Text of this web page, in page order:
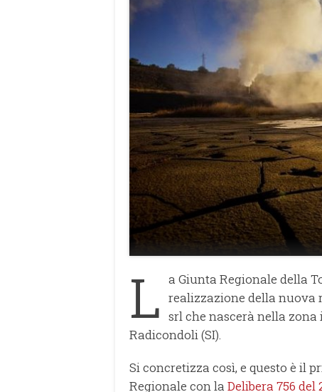
L a Giunta Regionale della
realizzazione della nuova
srl che nascerà nella
Radicondoli (SI).
Si concretizza così, e questo è il
Regionale con la Delibera 756 del